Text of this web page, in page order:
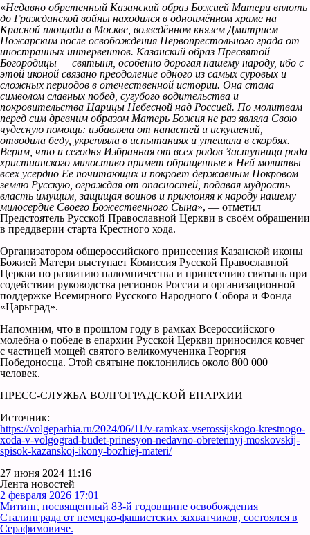
«Недавно обретенный Казанский образ Божией Матери вплоть
до Гражданской войны находился в одноимённом храме на
Красной площади в Москве, возведённом князем Дмитрием
Пожарским после освобождения Первопрестольного града от
иностранных интервентов. Казанский образ Пресвятой
Богородицы — святыня, особенно дорогая нашему народу, ибо с
этой иконой связано преодоление одного из самых суровых и
сложных периодов в отечественной истории. Она стала
символом славных побед, сугубого водительства и
покровительства Царицы Небесной над Россией. По молитвам
перед сим древним образом Матерь Божия не раз являла Свою
чудесную помощь: избавляла от напастей и искушений,
отводила беду, укрепляла в испытаниях и утешала в скорбях.
Верим, что и сегодня Избранная от всех родов Заступница рода
христианского милостиво примет обращенные к Ней молитвы
всех усердно Ее почитающих и покроет державным Покровом
землю Русскую, ограждая от опасностей, подавая мудрость
власть имущим, защищая воинов и приклоняя к народу нашему
милосердие Своего Божественного Сына», — отметил
Предстоятель Русской Православной Церкви в своём обращении
в преддверии старта Крестного хода.
Организатором общероссийского принесения Казанской иконы
Божией Матери выступает Комиссия Русской Православной
Церкви по развитию паломничества и принесению святынь при
содействии руководства регионов России и организационной
поддержке Всемирного Русского Народного Собора и Фонда
«Царьград».
Напомним, что в прошлом году в рамках Всероссийского
молебна о победе в епархии Русской Церкви приносился ковчег
с частицей мощей святого великомученика Георгия
Победоносца. Этой святыне поклонились около 800 000
человек.
ПРЕСС-СЛУЖБА ВОЛГОГРАДСКОЙ ЕПАРХИИ
Источник:
https://volgeparhia.ru/2024/06/11/v-ramkax-vserossijskogo-krestnogo-
xoda-v-volgograd-budet-prinesyon-nedavno-obretennyj-moskovskij-
spisok-kazanskoj-ikony-bozhiej-materi/
27 июня 2024 11:16
Лента новостей
2 февраля 2026 17:01
Митинг, посвященный 83-й годовщине освобождения
Сталинграда от немецко-фашистских захватчиков, состоялся в
Серафимовиче.